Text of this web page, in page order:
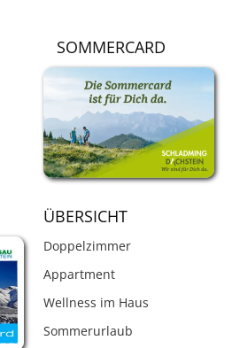
SOMMERCARD
ÜBERSICHT
Doppelzimmer
Appartment
Wellness im Haus
Sommerurlaub